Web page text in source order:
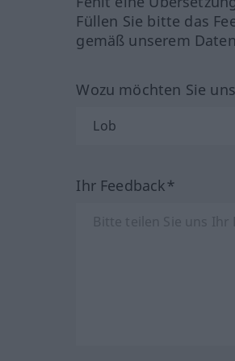
Füllen Sie bitte das
gemäß unserem
Wozu möchten Sie
Ihr Feedback*